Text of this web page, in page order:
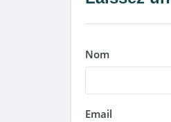
Nom
Email